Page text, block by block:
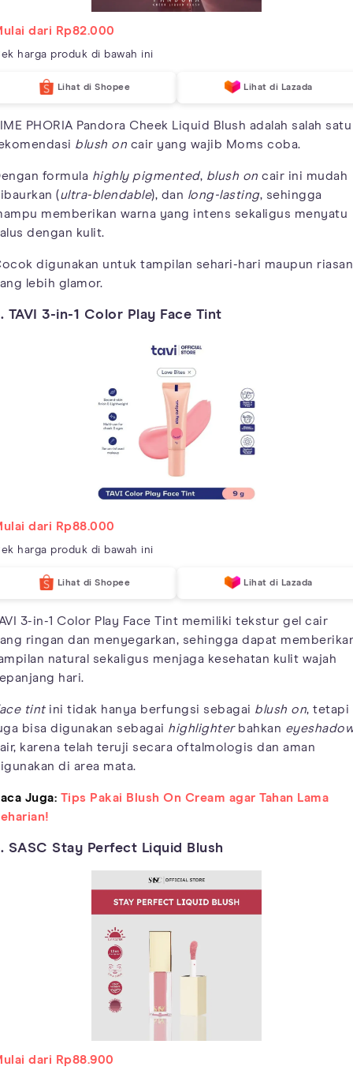
dari Rp82.000
harga produk di bawah ini
Lihat di Shopee Lihat di Lazada
PHORIA Pandora Cheek Liquid Blush adalah salah satu
blush on cair yang wajib Moms coba.
formula highly pigmented, blush on cair ini mudah
(ultra-blendable), dan long-lasting, sehingga
memberikan warna yang intens sekaligus menyatu
dengan kulit.
digunakan untuk tampilan sehari-hari maupun riasan
lebih glamor.
TAVI 3-in-1 Color Play Face Tint
dari Rp88.000
harga produk di bawah ini
Lihat di Shopee Lihat di Lazada
3-in-1 Color Play Face Tint memiliki tekstur gel cair
ringan dan menyegarkan, sehingga dapat
natural sekaligus menjaga kesehatan kulit wajah
hari.
tintini tidak hanya berfungsi sebagai blush on, tetapi
bisa digunakan sebagai highlighterbahkan
karena telah teruji secara oftalmologis dan aman
di area mata.
Juga: Tips Pakai Blush On Cream agar Tahan Lama
SASC Stay Perfect Liquid Blush
dari Rp88.900